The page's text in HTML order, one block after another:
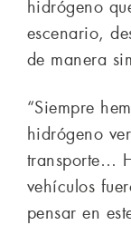
hidrógeno
escenario,
de manera
“Siempre
hidrógeno
transporte…
vehículos
pensar en